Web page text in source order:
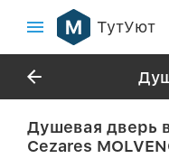
ТутУют
Душевая дверь
Cezares